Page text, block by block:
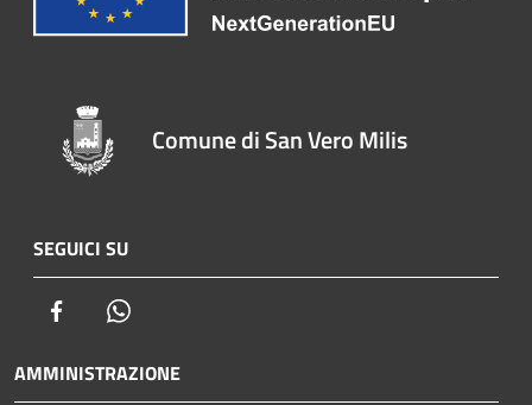
Comune di San Vero Milis
SEGUICI SU
Facebook
AMMINISTRAZIONE